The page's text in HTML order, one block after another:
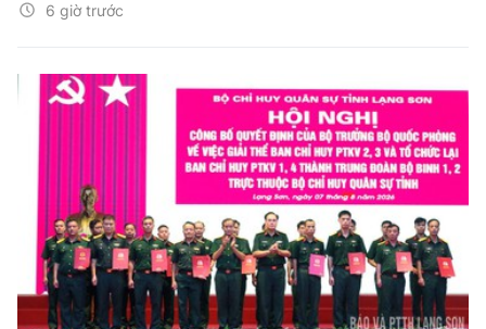
6 giờ trước